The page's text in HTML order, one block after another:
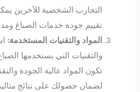
التجارب الشخصية للآخرين
تقييم جودة خدمات الصباغ
المواد والتقنيات المستخدمة:
والتقنيات التي يستخدمها
تكون المواد عالية الجودة
لضمان حصولك على نتائج